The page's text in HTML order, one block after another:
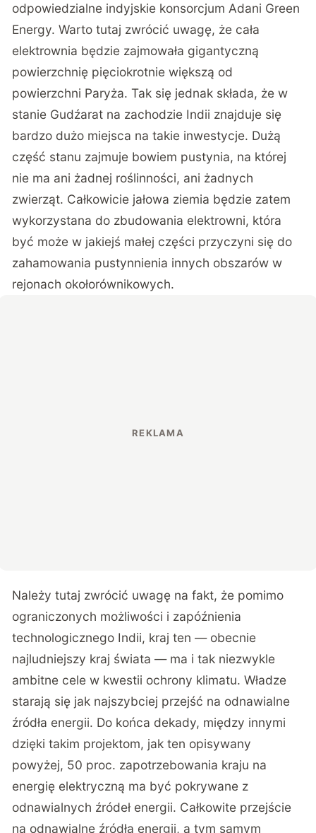
odpowiedzialne indyjskie konsorcjum Adani Green
Energy. Warto tutaj zwrócić uwagę, że cała
elektrownia będzie zajmowała gigantyczną
powierzchnię pięciokrotnie większą od
powierzchni Paryża. Tak się jednak składa, że w
stanie Gudźarat na zachodzie Indii znajduje się
bardzo dużo miejsca na takie inwestycje. Dużą
część stanu zajmuje bowiem pustynia, na której
nie ma ani żadnej roślinności, ani żadnych
zwierząt. Całkowicie jałowa ziemia będzie zatem
wykorzystana do zbudowania elektrowni, która
być może w jakiejś małej części przyczyni się do
zahamowania pustynnienia innych obszarów w
rejonach okołorównikowych.
Należy tutaj zwrócić uwagę na fakt, że pomimo
ograniczonych możliwości i zapóźnienia
technologicznego Indii, kraj ten — obecnie
najludniejszy kraj świata — ma i tak niezwykle
ambitne cele w kwestii ochrony klimatu. Władze
starają się jak najszybciej przejść na odnawialne
źródła energii. Do końca dekady, między innymi
dzięki takim projektom, jak ten opisywany
powyżej, 50 proc. zapotrzebowania kraju na
energię elektryczną ma być pokrywane z
odnawialnych źródeł energii. Całkowite przejście
na odnawialne źródła energii, a tym samym